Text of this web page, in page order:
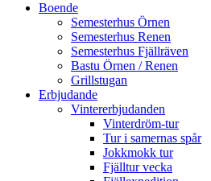
Boende
Semesterhus Örnen
Semesterhus Renen
Semesterhus Fjällräven
Bastu Örnen / Renen
Grillstugan
Erbjudande
Vintererbjudanden
Vinterdröm-tur
Tur i samernas spår
Jokkmokk tur
Fjälltur vecka